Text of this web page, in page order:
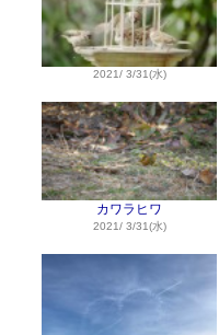
2021/ 3/31(水)
カワラヒワ
2021/ 3/31(水)